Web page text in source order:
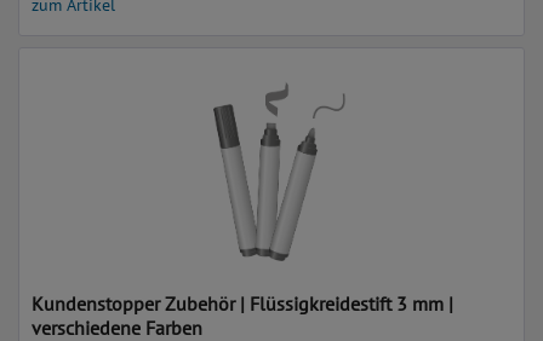
zum Artikel
Kundenstopper Zubehör | Flüssigkreidestift 3 mm |
verschiedene Farben